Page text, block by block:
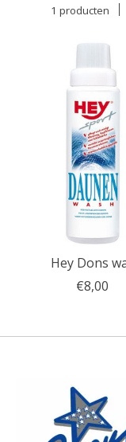
1 producten
Hey Dons
€8,00